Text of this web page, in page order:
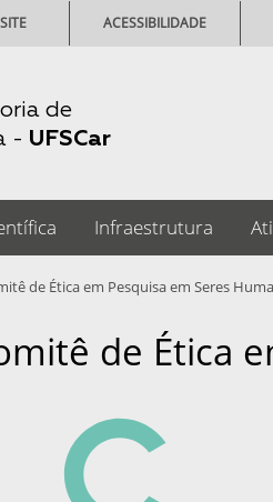
de
- UFSCar
ACESSIBILIDADE
Infraestrutura
de Ética em Pesquisa em Seres
de Ética